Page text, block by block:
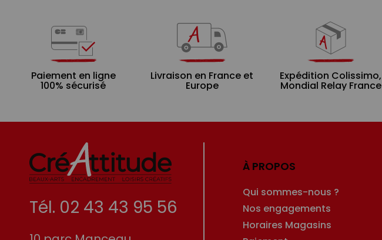
Paiement en ligne
100% sécurisé
Livraison en France et
Europe
Expédition Colissimo,
Mondial Relay France
Tél. 02 43 43 95 56
À PROPOS
Qui sommes-nous ?
Nos engagements
Horaires Magasins